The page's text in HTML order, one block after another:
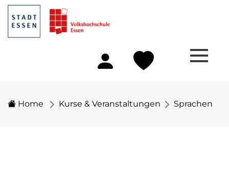
Home Kurse & Veranstaltungen Sprachen